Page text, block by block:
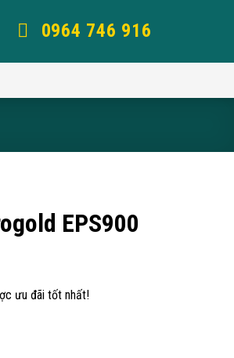
0964 746 916
EPS900
ưu đãi tốt nhất!